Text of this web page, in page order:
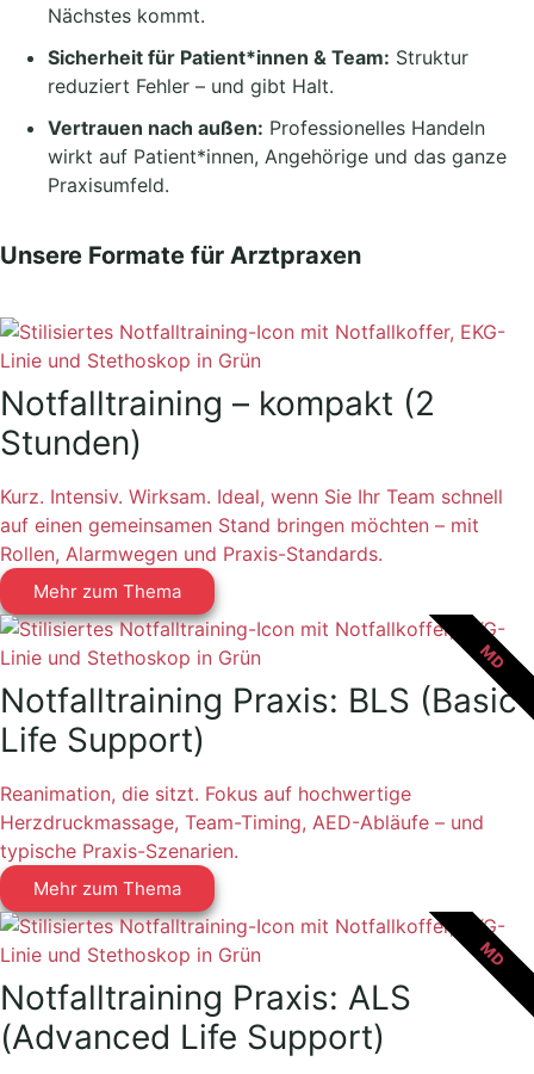
Nächstes kommt.
Sicherheit für Patient*innen & Team: Struktur
reduziert Fehler – und gibt Halt.
Vertrauen nach außen: Professionelles Handeln
wirkt auf Patient*innen, Angehörige und das ganze
Praxisumfeld.
Unsere Formate für Arztpraxen
Notfalltraining – kompakt (2
Stunden)
Kurz. Intensiv. Wirksam. Ideal, wenn Sie Ihr Team schnell
auf einen gemeinsamen Stand bringen möchten – mit
Rollen, Alarmwegen und Praxis-Standards.
Mehr zum Thema
MD
Notfalltraining Praxis: BLS (Basic
Life Support)
Reanimation, die sitzt. Fokus auf hochwertige
Herzdruckmassage, Team-Timing, AED-Abläufe – und
typische Praxis-Szenarien.
Mehr zum Thema
MD
Notfalltraining Praxis: ALS
(Advanced Life Support)